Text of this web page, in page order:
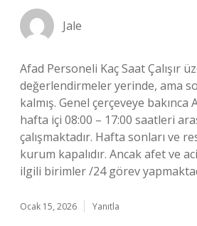
Jale
Afad Personeli Kaç Saat Çalışır
değerlendirmeler yerinde, ama
kalmış. Genel çerçeveye bakınca
hafta içi 08:00 – 17:00 saatleri
çalışmaktadır. Hafta sonları ve
kurum kapalıdır. Ancak afet ve
ilgili birimler /24 görev
Ocak 15, 2026 Yanıtla